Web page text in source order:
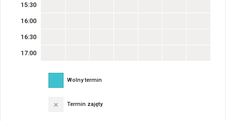
15:30
16:00
16:30
17:00
Wolny termin
Termin zajęty